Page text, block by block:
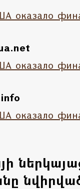
оказало
оказало
оказало